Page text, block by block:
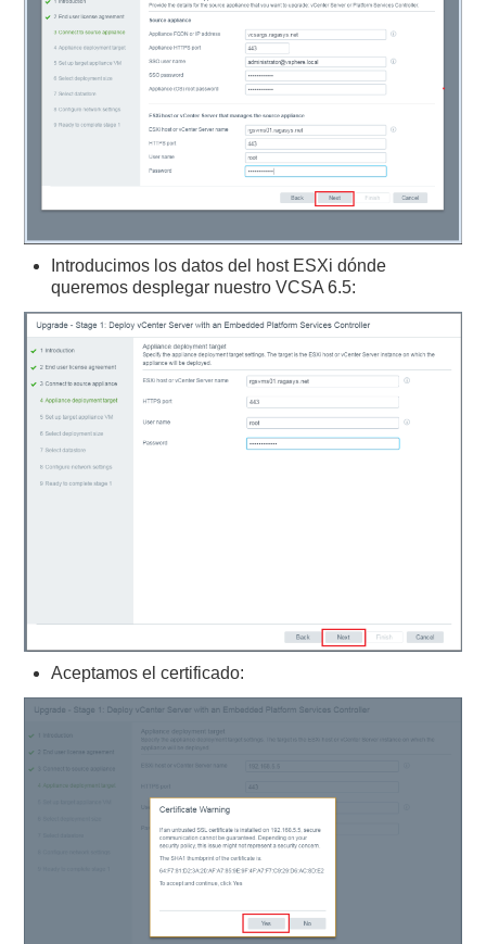
Introducimos los datos del host ESXi dónde
queremos desplegar nuestro VCSA 6.5:
Aceptamos el certificado: